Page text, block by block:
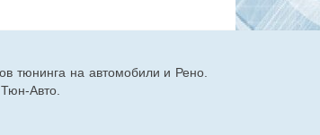
тюнинга на автомобили и Рено.
Авто.